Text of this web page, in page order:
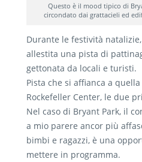
Questo è il mood tipico di
circondato dai grattacieli ed
Durante le festività
allestita una pista di
gettonata da locali e turisti.
Pista che si affianca a
Rockefeller Center, le due
Nel caso di Bryant Park, il
a mio parere ancor più
bimbi e ragazzi, è una
mettere in programma.